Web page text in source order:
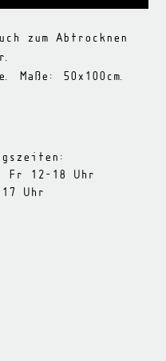
zum Abtrocknen
Maße: 50x100cm.
Fr 12-18 Uhr
Uhr